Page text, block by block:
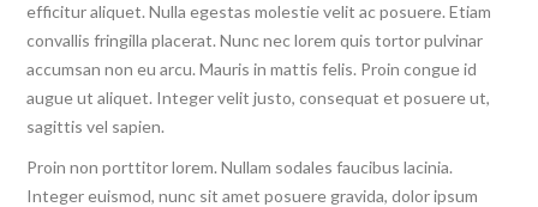
efficitur aliquet. Nulla egestas molestie velit ac posuere. Etiam
convallis fringilla placerat. Nunc nec lorem quis tortor pulvinar
accumsan non eu arcu. Mauris in mattis felis. Proin congue id
augue ut aliquet. Integer velit justo, consequat et posuere ut,
sagittis vel sapien.
Proin non porttitor lorem. Nullam sodales faucibus lacinia.
Integer euismod, nunc sit amet posuere gravida, dolor ipsum